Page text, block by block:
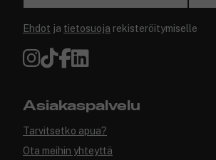
Ehdot ja tietosuoja rekisteröitymiselle
Asiakaspalvelu
Tarvitsetko apua?
Ota meihin yhteyttä